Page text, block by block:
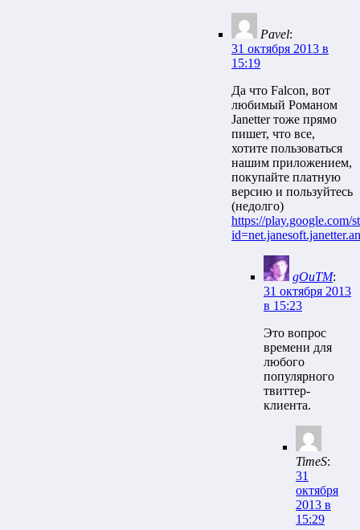
Pavel:
31 октября 2013 в
15:19
Да что Falcon, вот
любимый Романом
Janetter тоже прямо
пишет, что все,
хотите пользоваться
нашим приложением,
покупайте платную
версию и пользуйтесь
(недолго)
https://play.google.com/
gOuTM:
31 октября 2013
в 15:23
Это вопрос
времени для
любого
популярного
твиттер-
клиента.
TimeS:
31
октября
2013 в
15:29